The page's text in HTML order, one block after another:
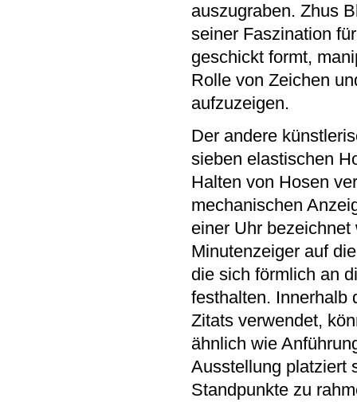
auszugraben. Zhus
seiner Faszination
geschickt formt,
Rolle von Zeichen
aufzuzeigen.
Der andere
sieben elastischen
Halten von Hosen
mechanischen
einer Uhr
Minutenzeiger auf
die sich förmlich an
festhalten. Innerhalb
Zitats verwendet,
ähnlich wie
Ausstellung platziert
Standpunkte zu